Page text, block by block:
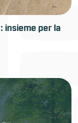
insieme per la